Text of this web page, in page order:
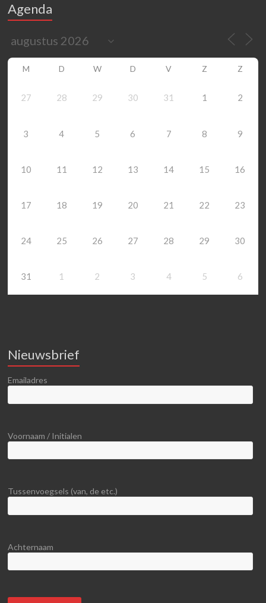
Agenda
M D W D V Z Z
27 28 29 30 31 1 2
3 4 5 6 7 8 9
10 11 12 13 14 15 16
17 18 19 20 21 22 23
24 25 26 27 28 29 30
31 1 2 3 4 5 6
Nieuwsbrief
Emailadres
Voornaam / Initialen
Tussenvoegsels (van, de etc.)
Achternaam